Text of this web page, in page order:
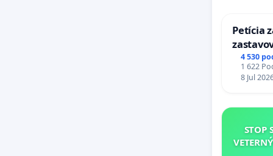
Petícia
Expres
stanici
4 530
1 622
8 Jul
STOP